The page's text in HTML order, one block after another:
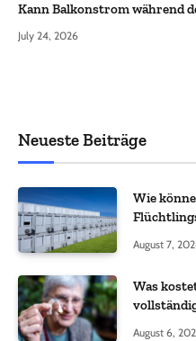
Kann Balkonstrom während
July 24, 2026
Neueste Beiträge
Wie
August 7,
Was
August 6,